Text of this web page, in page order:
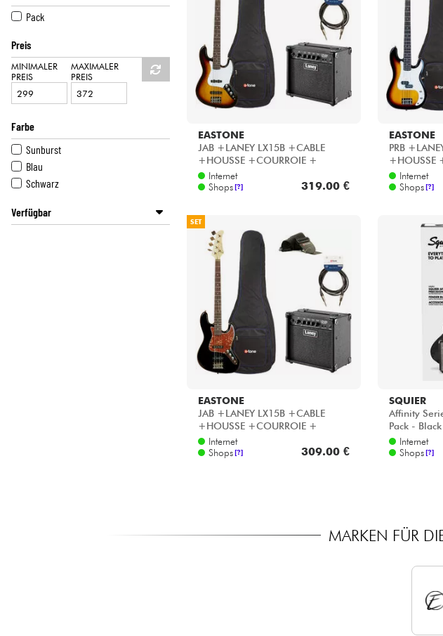
Sehen
Pack
Preis
MINIMALER
PREIS
MAXIMALER
PREIS
Farbe
Sunburst
Blau
Schwarz
Verfügbar
EASTONE
JAB +LANEY LX15B +CABLE
+HOUSSE +COURROIE +
Housse basse éco - 3 tone
sunburst
Internet
Shops [?] 319.00 €
EASTONE
PRB
+HOUSSE
Housse
sunburst
Internet
Shops [?]
SET
EASTONE
JAB +LANEY LX15B +CABLE
+HOUSSE +COURROIE +
Housse basse éco - Black
Internet
Shops [?] 309.00 €
SQUIER
Affinity
Pack - Black
Internet
Shops [?]
MARKEN FÜR